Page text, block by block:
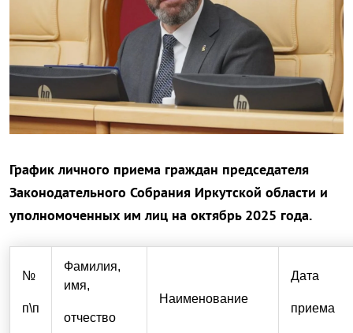
Графикличного приема граждан председателя
Законодательного Собрания Иркутской области и
уполномоченных им лиц на октябрь 2025 года.
№
п\п
Фамилия,
имя,
отчество
Наименование
Дата
приема